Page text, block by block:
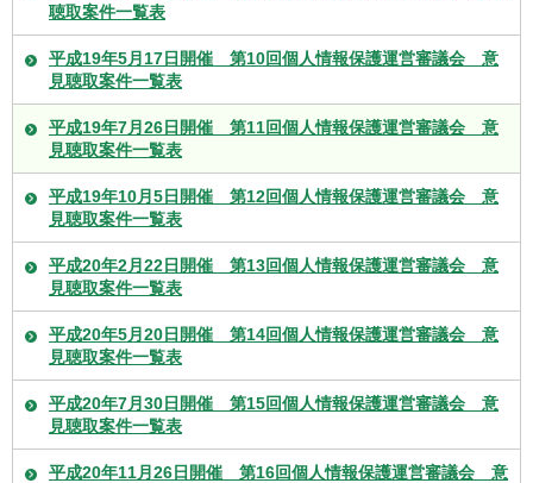
聴取案件一覧表
平成19年5月17日開催 第10回個人情報保護運営審議会 意
見聴取案件一覧表
平成19年7月26日開催 第11回個人情報保護運営審議会 意
見聴取案件一覧表
平成19年10月5日開催 第12回個人情報保護運営審議会 意
見聴取案件一覧表
平成20年2月22日開催 第13回個人情報保護運営審議会 意
見聴取案件一覧表
平成20年5月20日開催 第14回個人情報保護運営審議会 意
見聴取案件一覧表
平成20年7月30日開催 第15回個人情報保護運営審議会 意
見聴取案件一覧表
平成20年11月26日開催 第16回個人情報保護運営審議会 意